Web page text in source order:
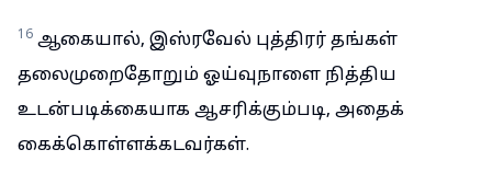
16 ஆகையால், இஸ்ரவேல் புத்திரர் தங்கள்
தலைமுறைதோறும் ஓய்வுநாளை நித்திய
உடன்படிக்கையாக ஆசரிக்கும்படி, அதைக்
கைக்கொள்ளக்கடவர்கள்.